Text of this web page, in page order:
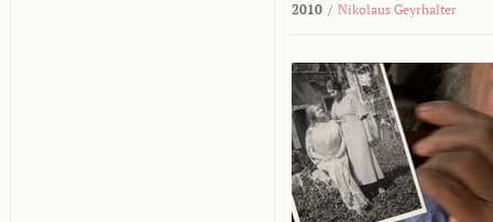
2010 / Nikolaus Geyrhalter